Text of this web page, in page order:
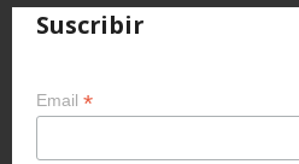
Suscribir
Email *